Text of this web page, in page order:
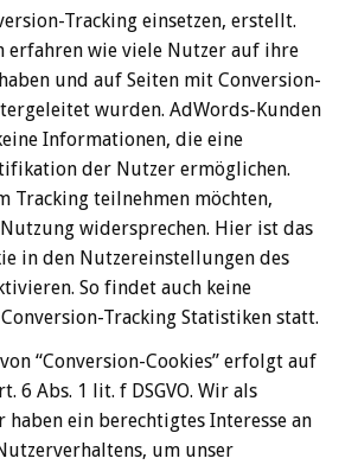
Tracking einsetzen, erstellt.
erfahren wie viele Nutzer auf ihre
und auf Seiten mit Conversion-
wurden. AdWords-Kunden
Informationen, die eine
der Nutzer ermöglichen.
Tracking teilnehmen möchten,
Nutzung widersprechen. Hier ist das
in den Nutzereinstellungen des
So findet auch keine
Tracking Statistiken statt.
“Conversion-Cookies” erfolgt auf
6 Abs. 1 lit. f DSGVO. Wir als
ein berechtigtes Interesse an
um unser